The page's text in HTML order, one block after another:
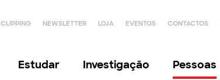
CLIPPING NEWSLETTER LOJA EVENTOS CONTACTOS
Estudar Investigação Pessoas